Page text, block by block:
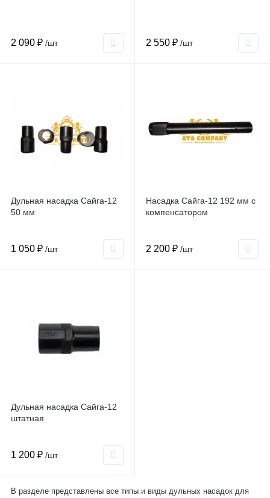
2 090 ₽ /шт 2 550 ₽ /шт
Дульная насадка Сайга-12
50 мм
1 050 ₽ /шт
Насадка Сайга-12 192 мм с
компенсатором
2 200 ₽ /шт
Дульная насадка Сайга-12
штатная
1 200 ₽ /шт
В разделе представлены все типы и виды дульных насадок для